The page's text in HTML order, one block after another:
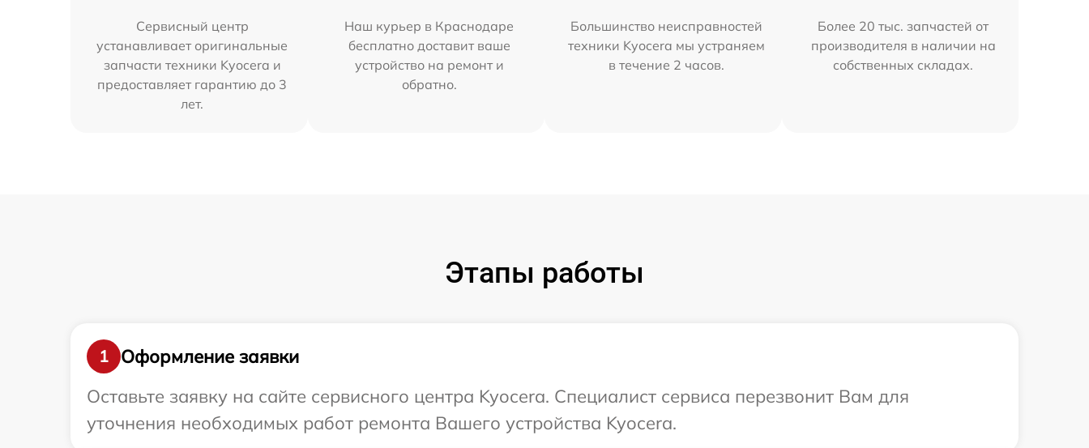
Сервисный центр
устанавливает оригинальные
запчасти техники Kyocera и
предоставляет гарантию до 3
лет.
Наш курьер в Краснодаре
бесплатно доставит ваше
устройство на ремонт и
обратно.
Большинство неисправностей
техники Kyocera мы устраняем
в течение 2 часов.
Более 20 тыс. запчастей от
производителя в наличии на
собственных складах.
Этапы работы
1
Оформление заявки
Оставьте заявку на сайте сервисного центра Kyocera. Специалист сервиса перезвонит Вам для
уточнения необходимых работ ремонта Вашего устройства Kyocera.